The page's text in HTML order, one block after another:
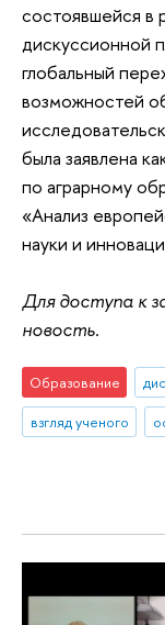
состоявшейся в
дискуссионной
глобальный
возможностей
была заявлена
по аграрному
«Анализ
науки и
Для доступа к
новость.
Образование
взгляд ученого